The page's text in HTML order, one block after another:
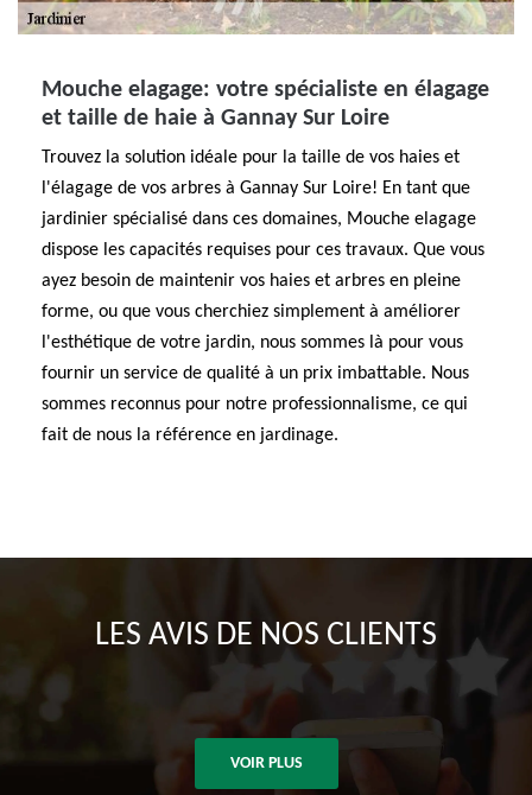
Mouche elagage: votre spécialiste en élagage
et taille de haie à Gannay Sur Loire
Trouvez la solution idéale pour la taille de vos haies et
l'élagage de vos arbres à Gannay Sur Loire! En tant que
jardinier spécialisé dans ces domaines, Mouche elagage
dispose les capacités requises pour ces travaux. Que vous
ayez besoin de maintenir vos haies et arbres en pleine
forme, ou que vous cherchiez simplement à améliorer
l'esthétique de votre jardin, nous sommes là pour vous
fournir un service de qualité à un prix imbattable. Nous
sommes reconnus pour notre professionnalisme, ce qui
fait de nous la référence en jardinage.
LES AVIS DE NOS CLIENTS
VOIR PLUS